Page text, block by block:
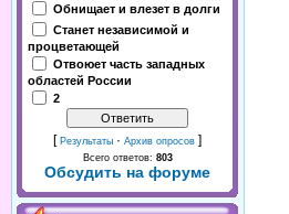
Обнищает и влезет в долги
Станет независимой и
процветающей
Отвоюет часть западных
областей России
2
[ Результаты · Архив опросов ]
Всего ответов: 803
Обсудить на форуме